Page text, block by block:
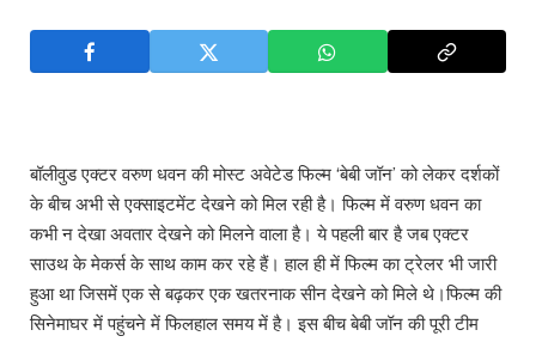
बॉलीवुड एक्टर वरुण धवन की मोस्ट अवेटेड फिल्म ‘बेबी जॉन’ को लेकर दर्शकों
के बीच अभी से एक्साइटमेंट देखने को मिल रही है। फिल्म में वरुण धवन का
कभी न देखा अवतार देखने को मिलने वाला है। ये पहली बार है जब एक्टर
साउथ के मेकर्स के साथ काम कर रहे हैं। हाल ही में फिल्म का ट्रेलर भी जारी
हुआ था जिसमें एक से बढ़कर एक खतरनाक सीन देखने को मिले थे।फिल्म की
सिनेमाघर में पहुंचने में फिलहाल समय में है। इस बीच बेबी जॉन की पूरी टीम